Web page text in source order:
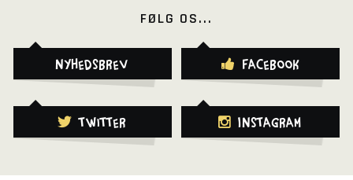
FØLG OS...
Nyhedsbrev Facebook
Twitter Instagram